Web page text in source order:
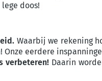
doos!
. Waarbij we rekening
Onze eerdere
verbeteren!Daarin